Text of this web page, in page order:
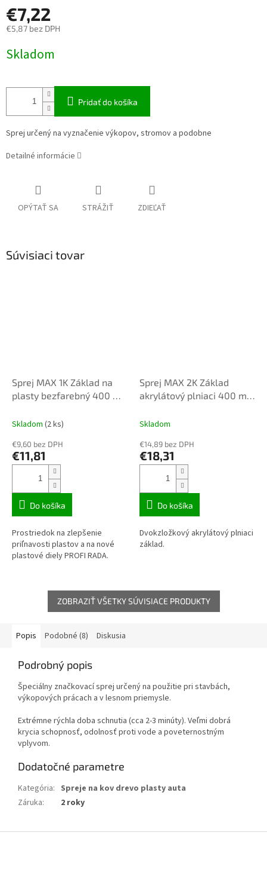
€7,22
€5,87 bez DPH
cena:
Skladom
Pridať do košíka
Sprej určený na vyznačenie výkopov, stromov a podobne
Detailné informácie
OPÝTAŤ SA STRÁŽIŤ ZDIEĽAŤ
Súvisiaci tovar
Sprej MAX 1K Základ na
plasty bezfarebný 400 ml
Skladom (2 ks)
€9,60 bez DPH
€11,81
Do košíka
Prostriedok na zlepšenie
priľnavosti plastov a na nové
plastové diely PROFI RADA.
Sprej MAX 2K Základ
akrylátový plniaci 400 ml
Skladom
€14,89 bez DPH
€18,31
Do košíka
Dvokzložkový akrylátový plniaci
základ.
ZOBRAZIŤ VŠETKY SÚVISIACE PRODUKTY
Popis Podobné (8) Diskusia
Podrobný popis
Špeciálny značkovací sprej určený na použitie pri stavbách,
výkopových prácach a v lesnom priemysle.
Extrémne rýchla doba schnutia (cca 2-3 minúty). Veľmi dobrá
krycia schopnosť, odolnosť proti vode a poveternostným
vplyvom.
Dodatočné parametre
Kategória: Spreje na kov drevo plasty auta
Záruka: 2 roky